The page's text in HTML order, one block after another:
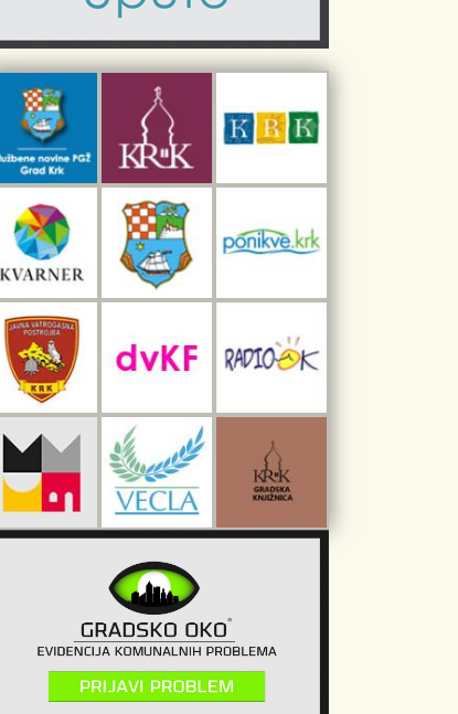
Sport i rekreacija
Kulturno-turistička ruta Putovima Frankopana
Dar iz Krka
Interpretacijski centar pomorske baštine